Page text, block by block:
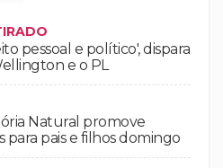
pessoal e político', dispara
e o PL
Natural promove
para pais e filhos domingo